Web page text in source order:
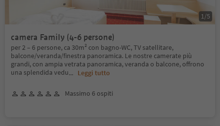
camera Family (4-6 persone)
per 2 – 6 persone, ca 30m² con bagno-WC, TV satellitare,
balcone/veranda/finestra panoramica. Le nostre camerate più
grandi, con ampia vetrata panoramica, veranda o balcone, offrono
una splendida vedu... Leggi tutto
Massimo 6 ospiti
1/5